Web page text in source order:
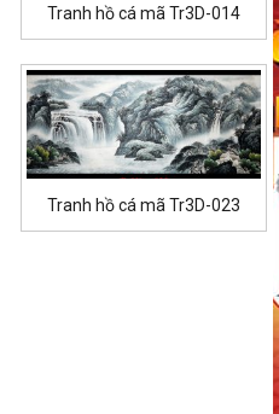
Tranh hồ cá mã Tr3D-014
Tranh hồ cá mã Tr3D-023